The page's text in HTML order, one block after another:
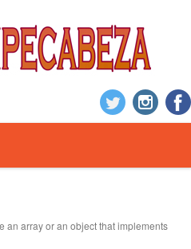
an array or an object that implements